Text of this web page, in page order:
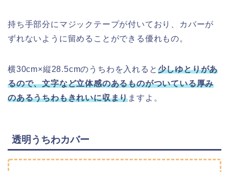
持ち手部分にマジックテープが付いており、カバーが
ずれないように留めることができる優れもの。
横30cm×縦28.5cmのうちわを入れると 少しゆとりがあ
るので、文字など立体感のあるものがついている厚み
のあるうちわもきれいに収まりますよ。
透明うちわカバー